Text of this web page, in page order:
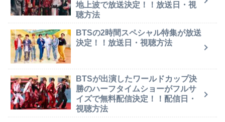
地上波で放送決定！！放送日・視
聴方法
BTSの2時間スペシャル特集が放送
決定！！放送日・視聴方法
BTSが出演したワールドカップ決
勝のハーフタイムショーがフルサ
イズで無料配信決定！！配信日・
視聴方法